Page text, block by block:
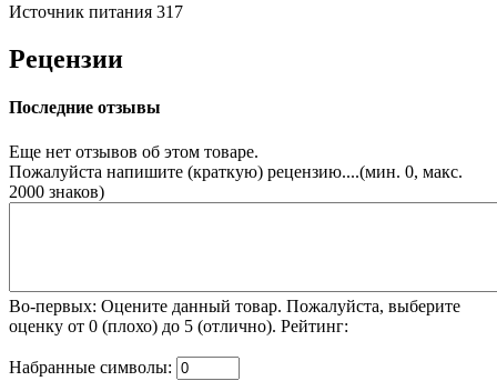
Источник питания 317
Рецензии
Последние отзывы
Еще нет отзывов об этом товаре.
Пожалуйста напишите (краткую) рецензию....(мин. 0, макс.
2000 знаков)
Во-первых: Оцените данный товар. Пожалуйста, выберите
оценку от 0 (плохо) до 5 (отлично). Рейтинг:
Набранные символы: